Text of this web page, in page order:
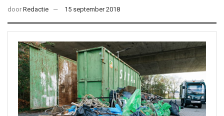
door Redactie 15 september 2018